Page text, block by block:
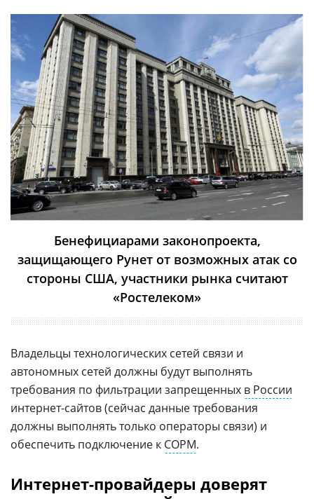
Бенефициарами законопроекта,
защищающего Рунет от возможных атак со
стороны США, участники рынка считают
«Ростелеком»
Владельцы технологических сетей связи и
автономных сетей должны будут выполнять
требования по фильтрации запрещенных в России
интернет-сайтов (сейчас данные требования
должны выполнять только операторы связи) и
обеспечить подключение к СОРМ.
Интернет-провайдеры доверят